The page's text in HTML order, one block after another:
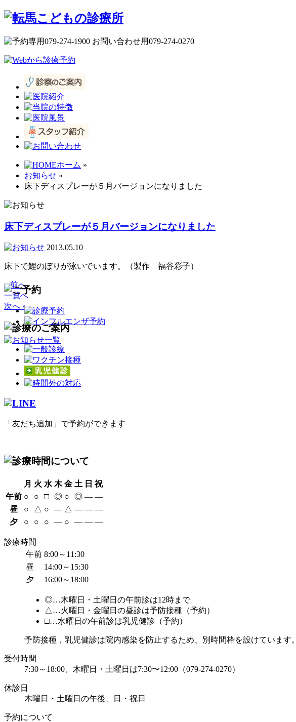
ホーム »
お知らせ »
床下ディスプレーが５月バージョンになりました
床下ディスプレーが５月バージョンになりました
2013.05.10
床下で鯉のぼりが泳いでいます。（製作 福谷彩子）
« 前へ
一覧へ
次へ »
「友だち追加」で予約ができます
月 火 水 木 金 土 日 祝
午前 ○ ○ □ ◎ ○ ◎ — —
昼
○ △ ○ — △ — — —
夕
○ ○ ○ — ○ — — —
診療時間
午前 8:00～11:30
昼
14:00～15:30
夕
16:00～18:00
◎…木曜日・土曜日の午前診は12時まで
△…火曜日・金曜日の昼診は予防接種（予約）
□…水曜日の午前診は乳児健診（予約）
予防接種，乳児健診は院内感染を防止するため、別時間枠を設けています。
受付時間
7:30～18:00、木曜日・土曜日は7:30〜12:00（079-274-0270）
休診日
木曜日・土曜日の午後、日・祝日
予約について